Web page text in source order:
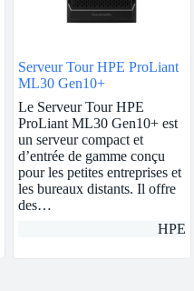
Serveur Tour HPE ProLiant
ML30 Gen10+
Le Serveur Tour HPE
ProLiant ML30 Gen10+ est
un serveur compact et
d’entrée de gamme conçu
pour les petites entreprises et
les bureaux distants. Il offre
des…
HPE